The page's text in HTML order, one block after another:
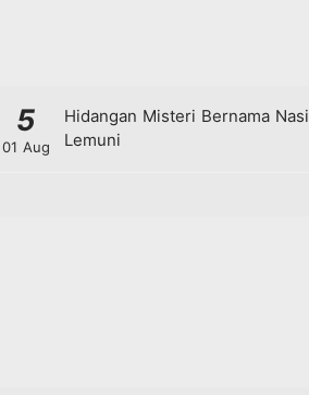
5
01 Aug
Hidangan Misteri Bernama Nasi
Lemuni